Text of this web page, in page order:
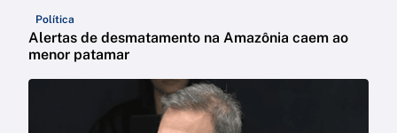
Política
Alertas de desmatamento na Amazônia caem ao
menor patamar